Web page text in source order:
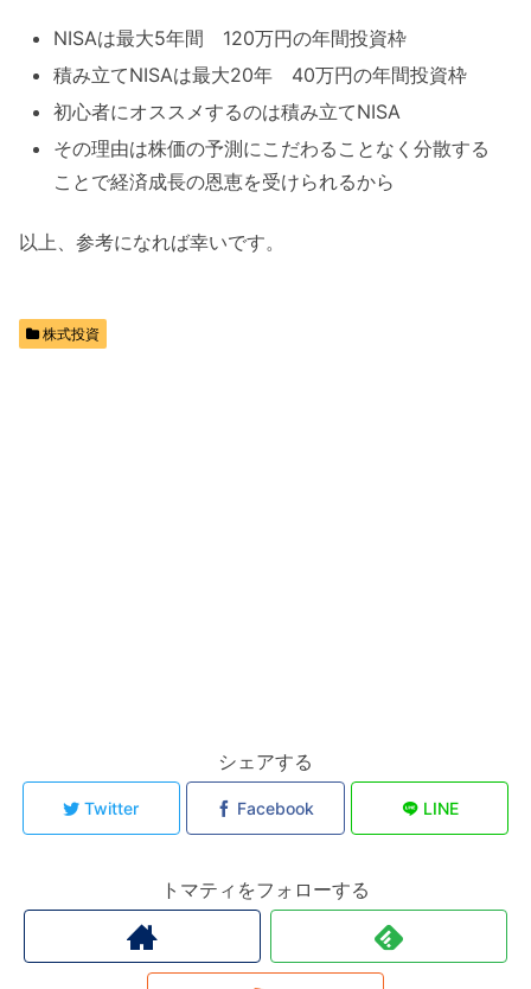
NISAは最大5年間 120万円の年間投資枠
積み立てNISAは最大20年 40万円の年間投資枠
初心者にオススメするのは積み立てNISA
その理由は株価の予測にこだわることなく分散する
ことで経済成長の恩恵を受けられるから
以上、参考になれば幸いです。
株式投資
シェアする
Twitter Facebook LINE
トマティをフォローする